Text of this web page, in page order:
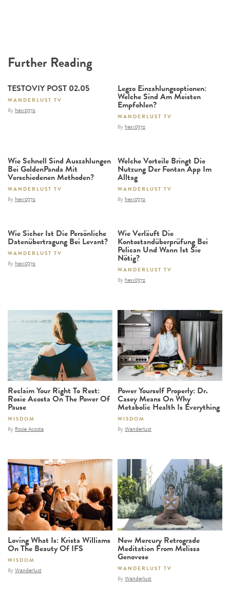
Further Reading
TESTOVIY POST 02.05
WANDERLUST TV
Byhex10372
Legzo Einzahlungsoptionen:
Welche Sind Am Meisten
Empfohlen?
WANDERLUST TV
Byhex10372
Wie Schnell Sind Auszahlungen
Bei GoldenPanda Mit
Verschiedenen Methoden?
WANDERLUST TV
Byhex10372
Welche Vorteile Bringt Die
Nutzung Der Fontan App Im
Alltag
WANDERLUST TV
Byhex10372
Wie Sicher Ist Die Persönliche
Datenübertragung Bei Levant?
WANDERLUST TV
Byhex10372
Wie Verläuft Die
Kontostandüberprüfung Bei
Pelican Und Wann Ist Sie
Nötig?
WANDERLUST TV
Byhex10372
Reclaim Your Right To Rest:
Rosie Acosta On The Power Of
Pause
WISDOM
By Rosie Acosta
Power Yourself Properly: Dr.
Casey Means On Why
Metabolic Health Is Everything
WISDOM
ByWanderlust
Loving What Is: Krista Williams
On The Beauty Of IFS
WISDOM
ByWanderlust
New Mercury Retrograde
Meditation From Melissa
Genovese
WANDERLUST TV
ByWanderlust